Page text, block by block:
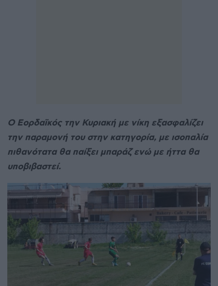
Ο Εορδαϊκός την Κυριακή με νίκη εξασφαλίζει
την παραμονή του στην κατηγορία, με ισοπαλία
πιθανότατα θα παίξει μπαράζ ενώ με ήττα θα
υποβιβαστεί.